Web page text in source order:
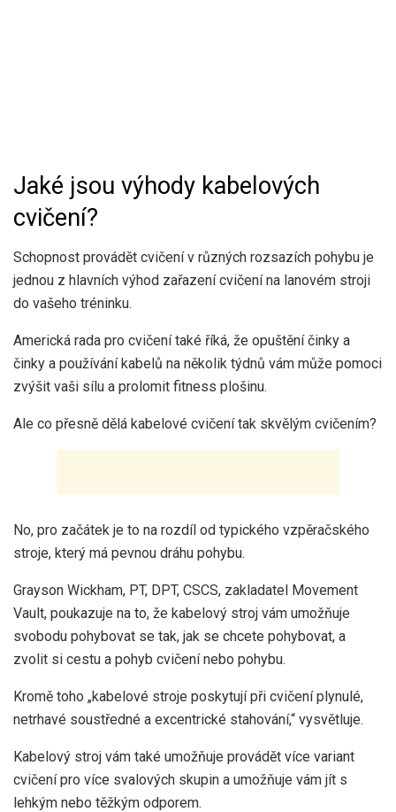
Jaké jsou výhody kabelových
cvičení?
Schopnost provádět cvičení v různých rozsazích pohybu je
jednou z hlavních výhod zařazení cvičení na lanovém stroji
do vašeho tréninku.
Americká rada pro cvičení také říká, že opuštění činky a
činky a používání kabelů na několik týdnů vám může pomoci
zvýšit vaši sílu a prolomit fitness plošinu.
Ale co přesně dělá kabelové cvičení tak skvělým cvičením?
No, pro začátek je to na rozdíl od typického vzpěračského
stroje, který má pevnou dráhu pohybu.
Grayson Wickham, PT, DPT, CSCS, zakladatel Movement
Vault, poukazuje na to, že kabelový stroj vám umožňuje
svobodu pohybovat se tak, jak se chcete pohybovat, a
zvolit si cestu a pohyb cvičení nebo pohybu.
Kromě toho „kabelové stroje poskytují při cvičení plynulé,
netrhavé soustředné a excentrické stahování,“ vysvětluje.
Kabelový stroj vám také umožňuje provádět více variant
cvičení pro více svalových skupin a umožňuje vám jít s
lehkým nebo těžkým odporem.